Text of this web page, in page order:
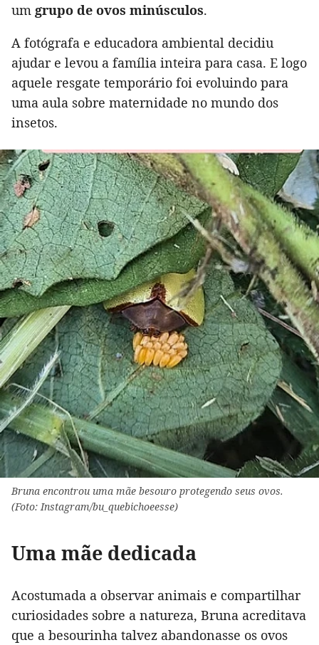
um grupo de ovos minúsculos.
A fotógrafa e educadora ambiental decidiu
ajudar e levou a família inteira para casa. E logo
aquele resgate temporário foi evoluindo para
uma aula sobre maternidade no mundo dos
insetos.
Bruna encontrou uma mãe besouro protegendo seus ovos.
(Foto: Instagram/bu_quebichoeesse)
Uma mãe dedicada
Acostumada a observar animais e compartilhar
curiosidades sobre a natureza, Bruna acreditava
que a besourinha talvez abandonasse os ovos